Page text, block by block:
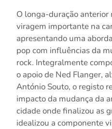
O longa-duração
viragem importante na
apresentando uma
pop com influências da
rock. Integralmente
o apoio de Ned Flanger,
António Souto, o registo
impacto da mudança da
cidade onde finalizou as
idealizou a componente